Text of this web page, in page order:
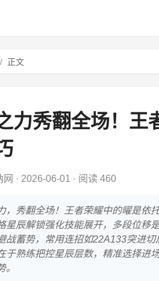
/ 正文
力秀翻全场！王
网 · 2026-06-01 · 阅读 460
，秀翻全场！王者荣耀中的曜是依
星辰解锁强化技能展开，多段位移
战蓄势，常用连招如22A133突进
于熟练把控星辰层数，精准选择进
。